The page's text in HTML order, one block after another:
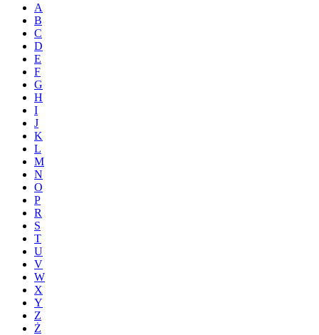
A
B
C
D
E
F
G
H
I
J
K
L
M
N
O
P
R
S
T
U
V
W
X
Y
Z
Ż